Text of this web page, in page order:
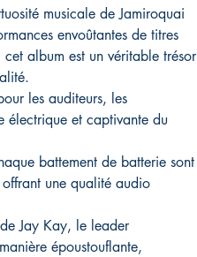
musicale de Jamiroquai
envoûtantes de titres
album est un véritable trésor
les auditeurs, les
électrique et captivante du
battement de batterie sont
une qualité audio
Jay Kay, le leader
époustouflante,